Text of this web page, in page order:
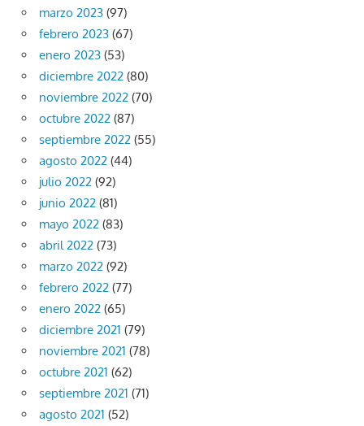
marzo 2023 (97)
febrero 2023 (67)
enero 2023 (53)
diciembre 2022 (80)
noviembre 2022 (70)
octubre 2022 (87)
septiembre 2022 (55)
agosto 2022 (44)
julio 2022 (92)
junio 2022 (81)
mayo 2022 (83)
abril 2022 (73)
marzo 2022 (92)
febrero 2022 (77)
enero 2022 (65)
diciembre 2021 (79)
noviembre 2021 (78)
octubre 2021 (62)
septiembre 2021 (71)
agosto 2021 (52)